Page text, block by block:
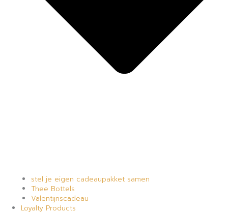
stel je eigen cadeaupakket samen
Thee Bottels
Valentijnscadeau
Loyalty Products